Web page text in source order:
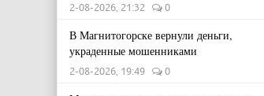
2-08-2026, 21:32 0
В Магнитогорске вернули деньги,
украденные мошенниками
2-08-2026, 19:49 0